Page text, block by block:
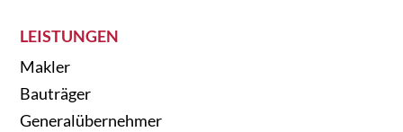
LEISTUNGEN
Makler
Bauträger
Generalübernehmer